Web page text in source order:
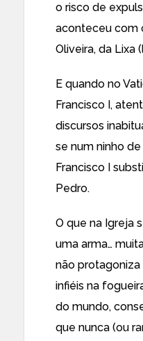
o risco de
aconteceu com
Oliveira, da Lixa
E quando no
Francisco I,
discursos
se num ninho
Francisco I
Pedro.
O que na Igreja
uma arma…
não
infiéis na
do mundo,
que nunca (ou